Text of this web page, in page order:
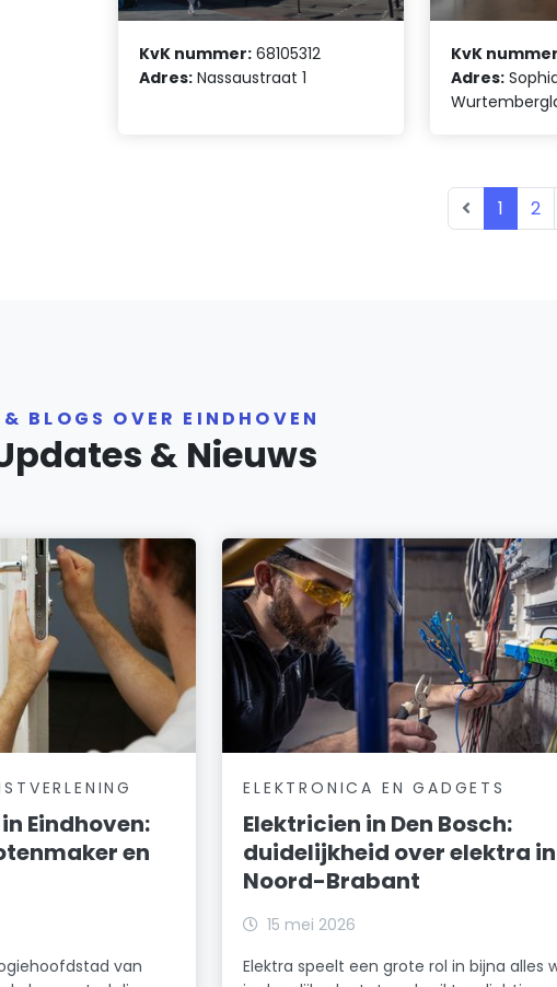
KvK nummer: 68105312
Adres: Nassaustraat 1
KvK
Adres:
1 2
BLOGS OVER EINDHOVEN
& Nieuws
Eindhoven:
en
van
ELEKTRONICA EN GADGETS
Elektricien in Den Bosch:
duidelijkheid over elektra in
Noord-Brabant
15 mei 2026
Elektra speelt een grote rol in bijna alles